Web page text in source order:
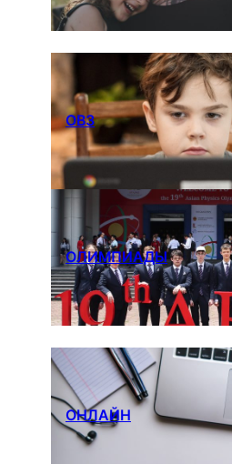
ОВЗ
ОЛИМПИАДЫ
ОНЛАЙН